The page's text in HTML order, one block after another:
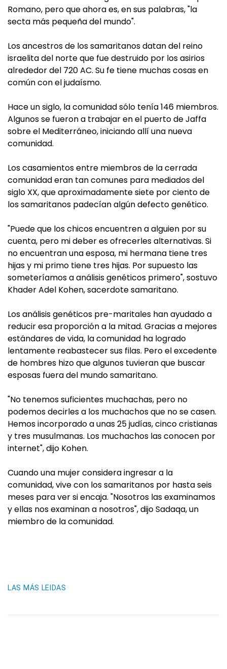
Romano, pero que ahora es, en sus palabras, "la
secta más pequeña del mundo".
Los ancestros de los samaritanos datan del reino
israelita del norte que fue destruido por los asirios
alrededor del 720 AC. Su fe tiene muchas cosas en
común con el judaísmo.
Hace un siglo, la comunidad sólo tenía 146 miembros.
Algunos se fueron a trabajar en el puerto de Jaffa
sobre el Mediterráneo, iniciando allí una nueva
comunidad.
Los casamientos entre miembros de la cerrada
comunidad eran tan comunes para mediados del
siglo XX, que aproximadamente siete por ciento de
los samaritanos padecían algún defecto genético.
"Puede que los chicos encuentren a alguien por su
cuenta, pero mi deber es ofrecerles alternativas. Si
no encuentran una esposa, mi hermana tiene tres
hijas y mi primo tiene tres hijas. Por supuesto las
someteríamos a análisis genéticos primero", sostuvo
Khader Adel Kohen, sacerdote samaritano.
Los análisis genéticos pre-maritales han ayudado a
reducir esa proporción a la mitad. Gracias a mejores
estándares de vida, la comunidad ha logrado
lentamente reabastecer sus filas. Pero el excedente
de hombres hizo que algunos tuvieran que buscar
esposas fuera del mundo samaritano.
"No tenemos suficientes muchachas, pero no
podemos decirles a los muchachos que no se casen.
Hemos incorporado a unas 25 judías, cinco cristianas
y tres musulmanas. Los muchachos las conocen por
internet", dijo Kohen.
Cuando una mujer considera ingresar a la
comunidad, vive con los samaritanos por hasta seis
meses para ver si encaja. "Nosotros las examinamos
y ellas nos examinan a nosotros", dijo Sadaqa, un
miembro de la comunidad.
LAS MÁS LEIDAS